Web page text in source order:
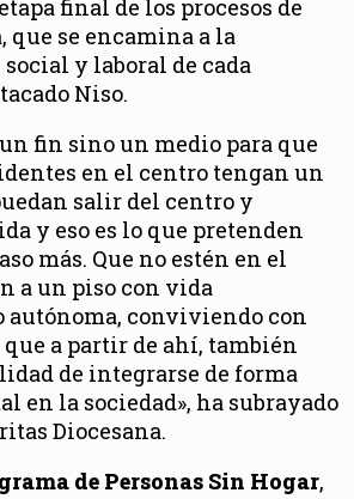
final de los procesos de
que se encamina a la
y laboral de cada
Niso.
fin sino un medio para que
en el centro tengan un
salir del centro y
y eso es lo que pretenden
más. Que no estén en el
a un piso con vida
autónoma, conviviendo con
que a partir de ahí, también
de integrarse de forma
en la sociedad», ha subrayado
Diocesana.
de Personas Sin Hogar,